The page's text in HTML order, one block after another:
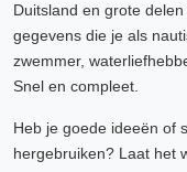
Duitsland en grote
gegevens die je als
zwemmer,
Snel en compleet.
Heb je goede ideeën of
hergebruiken? Laat het